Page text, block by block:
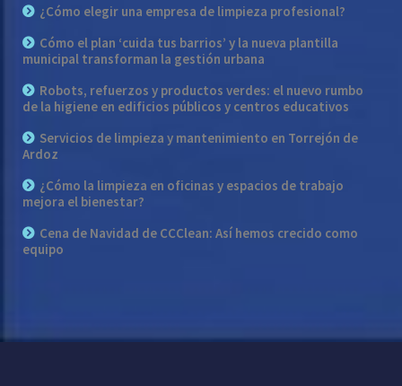
¿Cómo elegir una empresa de limpieza profesional?
Cómo el plan ‘cuida tus barrios’ y la nueva plantilla
municipal transforman la gestión urbana
Robots, refuerzos y productos verdes: el nuevo rumbo
de la higiene en edificios públicos y centros educativos
Servicios de limpieza y mantenimiento en Torrejón de
Ardoz
¿Cómo la limpieza en oficinas y espacios de trabajo
mejora el bienestar?
Cena de Navidad de CCClean: Así hemos crecido como
equipo